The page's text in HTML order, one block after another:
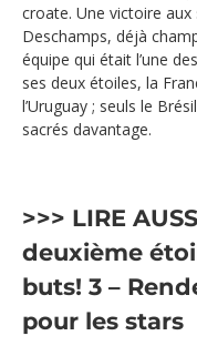
croate. Une victoire
Deschamps, déjà
équipe qui était l’une
ses deux étoiles, la
l’Uruguay ; seuls le
sacrés davantage.
>>> LIRE
deuxième
buts! 3 –
pour les stars